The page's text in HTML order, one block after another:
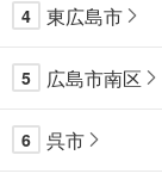
4 東広島市
5 広島市南区
6 呉市